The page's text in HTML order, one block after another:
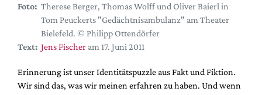
Premierensuche
Festival-Planer
Hefte
Alle Hefte
Leseproben
Foto: Therese Berger, Thomas Wolff und Oliver Baierl in
Tom Peuckerts "Gedächtnisambulanz" am Theater
Bielefeld. © Philipp Ottendörfer
Text: Jens Fischer am 17. Juni 2011
Erinnerung ist unser Identitätspuzzle aus Fakt und Fiktion.
Wir sind das, was wir meinen erfahren zu haben. Und wenn